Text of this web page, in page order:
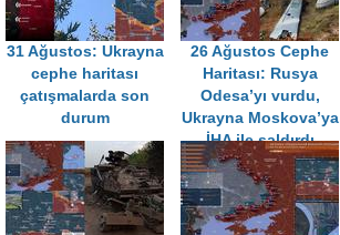
31 Ağustos: Ukrayna
cephe haritası
çatışmalarda son
durum
26 Ağustos Cephe
Haritası: Rusya
Odesa’yı vurdu,
Ukrayna Moskova’ya
İHA ile saldırdı